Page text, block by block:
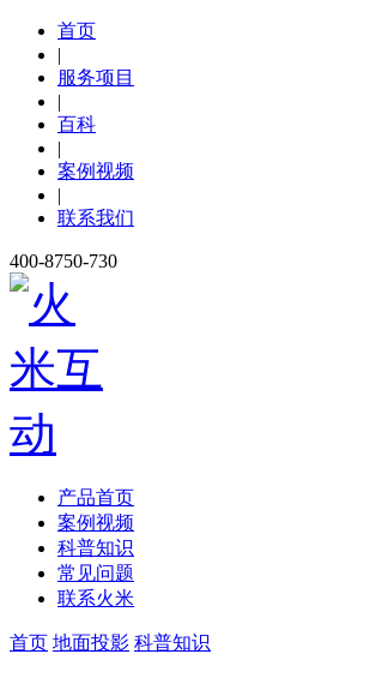
首页
|
服务项目
|
百科
|
案例视频
|
联系我们
400-8750-730
产品首页
案例视频
科普知识
常见问题
联系火米
首页 地面投影 科普知识